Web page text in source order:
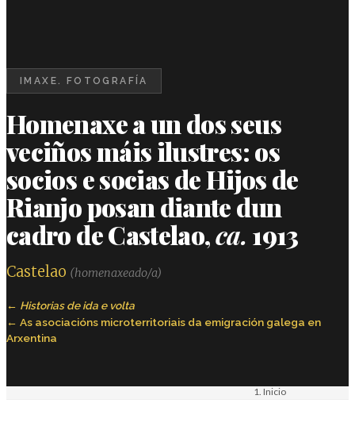
IMAXE. FOTOGRAFÍA
Homenaxe a un dos seus
veciños máis ilustres: os
socios e socias de Hijos de
Rianjo posan diante dun
cadro de Castelao,ca. 1913
Castelao (homenaxeado/a)
Historias de ida e volta
As asociacións microterritoriais da emigración galega en
Arxentina
Inicio